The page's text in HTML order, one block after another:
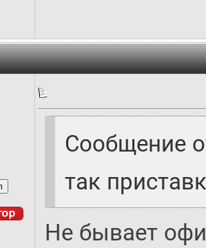
Сообщение
так
Не бывает